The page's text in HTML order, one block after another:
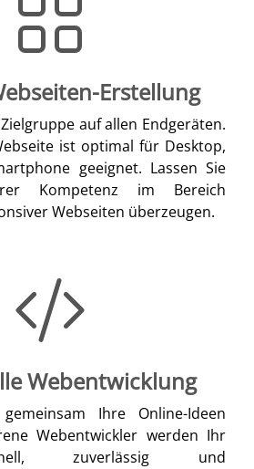
Erstellung
auf allen Endgeräten.
ist optimal für Desktop,
geeignet. Lassen Sie
Kompetenz im Bereich
Webseiten überzeugen.
Webentwicklung
Ihre Online-Ideen
Webentwickler werden Ihr
zuverlässig und